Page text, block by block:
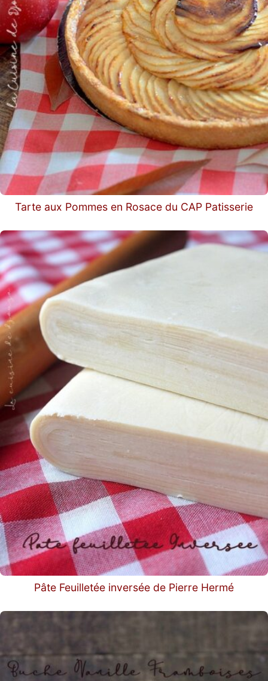
Tarte aux Pommes en Rosace du CAP Patisserie
Pâte Feuilletée inversée de Pierre Hermé